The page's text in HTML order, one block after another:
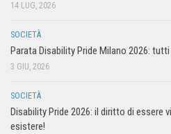
14 LUG, 2026
SOCIETÀ
Parata Disability Pride Milano 2026:
3 GIU, 2026
SOCIETÀ
Disability Pride 2026: il diritto di essere
esistere!